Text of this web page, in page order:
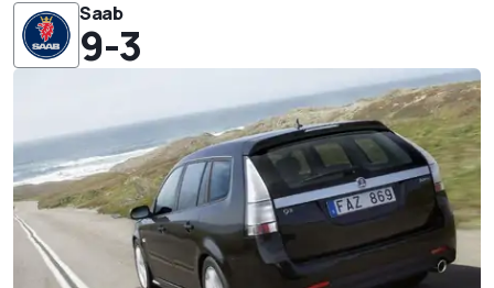
Saab
9-3